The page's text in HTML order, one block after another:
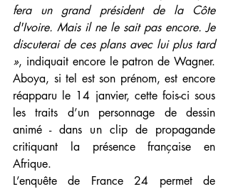
fera un grand président de la Côte
d'Ivoire. Mais il ne le sait pas encore. Je
discuterai de ces plans avec lui plus tard
», indiquait encore le patron de Wagner.
Aboya, si tel est son prénom, est encore
réapparu le 14 janvier, cette fois-ci sous
les traits d’un personnage de dessin
animé - dans un clip de propagande
critiquant la présence française en
Afrique.
L’enquête de France 24 permet de